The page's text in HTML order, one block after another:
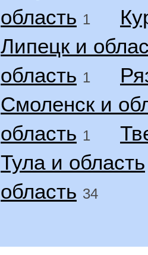
область 1
Липецк и
область 1
Смоленск и
область 1
Тула и область
область 34